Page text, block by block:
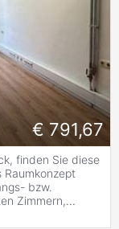
€ 791,67
finden Sie diese
bzw.
Zimmern,...